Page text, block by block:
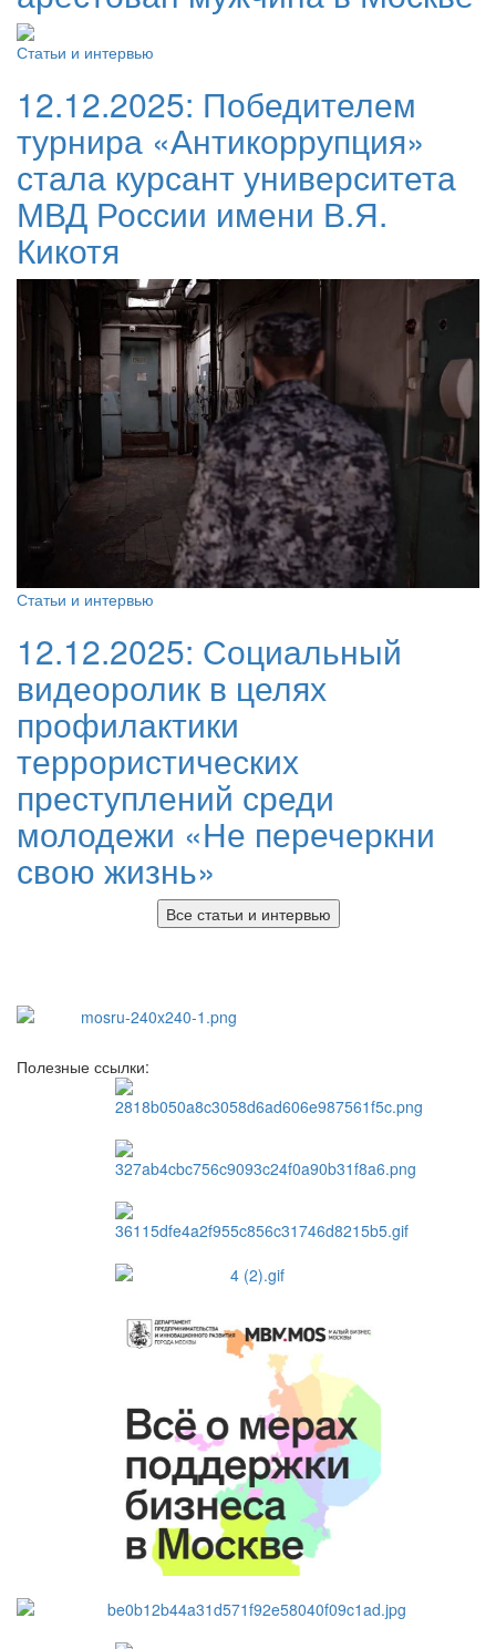
Статьи и интервью
12.12.2025: Победителем
турнира «Антикоррупция»
стала курсант университета
МВД России имени В.Я.
Кикотя
Статьи и интервью
12.12.2025: Социальный
видеоролик в целях
профилактики
террористических
преступлений среди
молодежи «Не перечеркни
свою жизнь»
Все статьи и интервью
Полезные ссылки: